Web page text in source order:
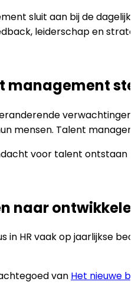
sluit aan bij de
leiderschap en
management
mensen. Talent
voor talent ontstaan
naar
in HR vaak op jaarlijkse
van Het nieuwe